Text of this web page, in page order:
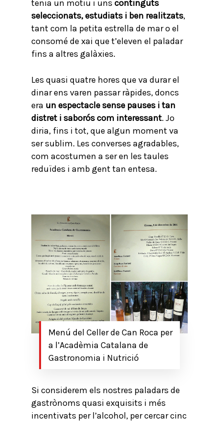
tenia un motiu i uns continguts
seleccionats, estudiats i ben realitzats,
tant com la petita estrella de mar o el
consomé de xai que t’eleven el paladar
fins a altres galàxies.
Les quasi quatre hores que va durar el
dinar ens varen passar ràpides, doncs
era un espectacle sense pauses i tan
distret i saborós com interessant. Jo
diria, fins i tot, que algun moment va
ser sublim. Les converses agradables,
com acostumen a ser en les taules
reduïdes i amb gent tan entesa.
Menú del Celler de Can Roca per
a l’Acadèmia Catalana de
Gastronomia i Nutrició
Si considerem els nostres paladars de
gastrònoms quasi exquisits i més
incentivats per l’alcohol, per cercar cinc